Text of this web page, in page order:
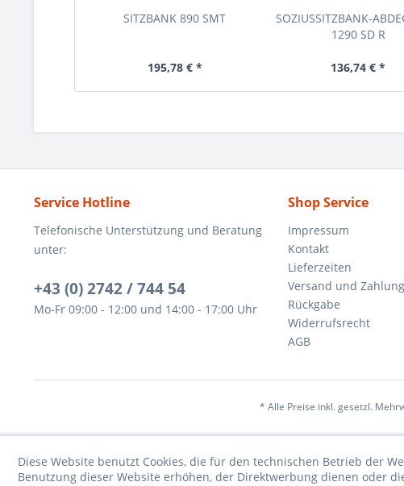
SITZBANK 890 SMT
195,78 € *
SOZIUSSITZBANK-
1290 SD R
136,74 € *
Service Hotline
Telefonische Unterstützung und Beratung
unter:
+43 (0) 2742 / 744 54
Mo-Fr 09:00 - 12:00 und 14:00 - 17:00 Uhr
Shop Service
Impressum
Kontakt
Lieferzeiten
Versand und
Rückgabe
Widerrufsrecht
AGB
* Alle Preise inkl. gesetzl.
Diese Website benutzt Cookies, die für den technischen Betrieb der
Benutzung dieser Website erhöhen, der Direktwerbung dienen oder